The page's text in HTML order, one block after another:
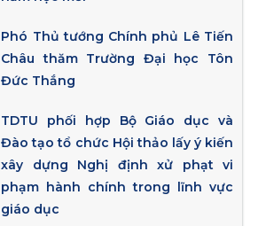
Phó Thủ tướng Chính phủ Lê Tiến
Châu thăm Trường Đại học Tôn
Đức Thắng
TDTU phối hợp Bộ Giáo dục và
Đào tạo tổ chức Hội thảo lấy ý kiến
xây dựng Nghị định xử phạt vi
phạm hành chính trong lĩnh vực
giáo dục